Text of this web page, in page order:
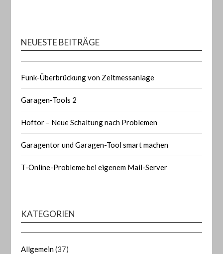
NEUESTE BEITRÄGE
Funk-Überbrückung von Zeitmessanlage
Garagen-Tools 2
Hoftor – Neue Schaltung nach Problemen
Garagentor und Garagen-Tool smart machen
T-Online-Probleme bei eigenem Mail-Server
KATEGORIEN
Allgemein(37)